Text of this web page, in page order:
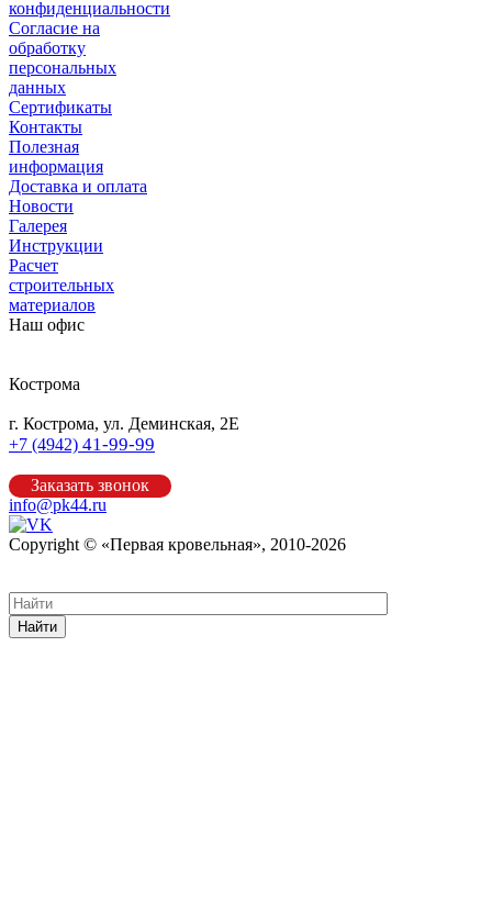
конфиденциальности
Согласие на
обработку
персональных
данных
Сертификаты
Контакты
Полезная
информация
Доставка и оплата
Новости
Галерея
Инструкции
Расчет
строительных
материалов
Наш офис
Кострома
г. Кострома, ул. Деминская, 2Е
+7 (4942) 41-99-99
Заказать звонок
info@pk44.ru
Copyright © «Первая кровельная», 2010-2026
Найти